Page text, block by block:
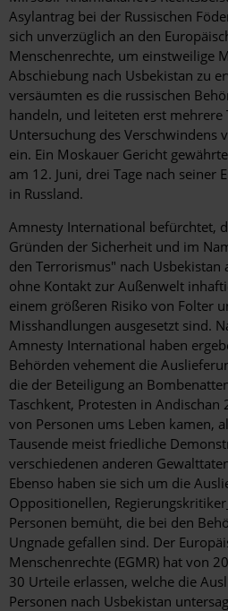
Asylantrag bei der Russischen
sich unverzüglich an den
Menschenrechte, um einstweilige
Abschiebung nach Usbekistan zu
versäumten es die russischen
handeln, und leiteten erst mehrere
Untersuchung des Verschwindens
ein. Ein Moskauer Gericht
am 12. Juni, drei Tage nach seiner
in Russland.
Amnesty International befürchtet,
Gründen der Sicherheit und im
den Terrorismus" nach Usbekistan
ohne Kontakt zur Außenwelt
einem größeren Risiko von Folter
Misshandlungen ausgesetzt sind.
Amnesty International haben
Behörden vehement die
die der Beteiligung an
Taschkent, Protesten in
von Personen ums Leben kamen,
Tausende meist friedliche
verschiedenen anderen
Ebenso haben sie sich um die
Oppositionellen,
Personen bemüht, die bei den
Ungnade gefallen sind. Der
Menschenrechte (EGMR) hat von
30 Urteile erlassen, welche die
Personen nach Usbekistan